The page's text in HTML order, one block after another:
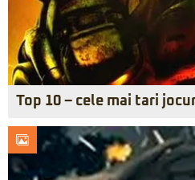
Top 10 – cele mai tari